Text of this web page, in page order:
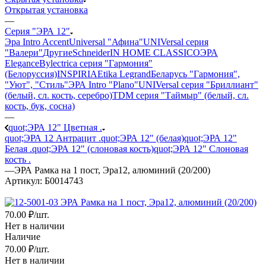
Открытая установка
—
Серия "ЭРА 12"
Эра Intro AccentUniversal "Афина"UNIVersal серия
"Валери"ДругиеSchneiderIN HOME CLASSICOЭРА
EleganceBylectrica серия "Гармония"
(Белоруссия)INSPIRIAEtika LegrandБеларусь "Гармония",
"Уют", "Стиль"ЭРА Intro "Plano"UNIVersal серия "Бриллиант"
(белый, сл. кость, серебро)TDM серия "Таймыр" (белый, сл.
кость, бук, сосна)
—
quot;ЭРА 12" Цветная .
quot;ЭРА 12 Антрацит .quot;ЭРА 12" (белая)quot;ЭРА 12"
Белая .quot;ЭРА 12" (слоновая кость)quot;ЭРА 12" Слоновая
кость .
—ЭРА Рамка на 1 пост, Эра12, алюминий (20/200)
Артикул: Б0014743
70.00 ₽/шт.
Нет в наличии
Наличие
70.00 ₽/шт.
Нет в наличии